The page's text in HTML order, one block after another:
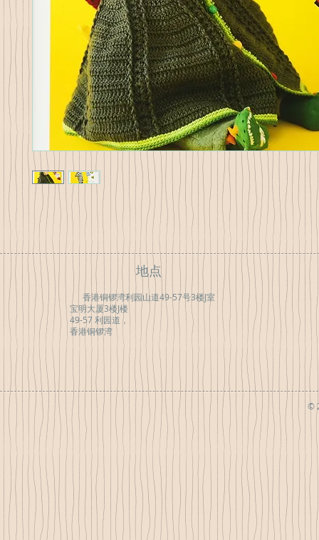
地点
香港铜锣湾利园山道49-57号3楼J室
宝明大厦3楼J楼
49-57 利园道，
香港铜锣湾
©